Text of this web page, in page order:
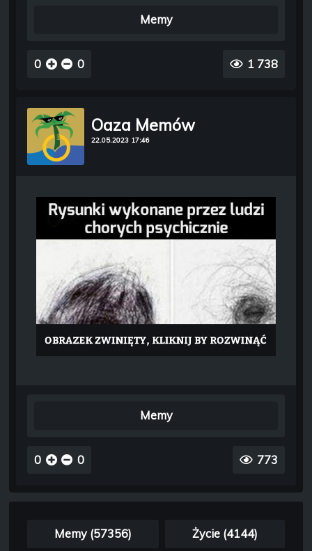
Memy
0 0 1 738
Oaza Memów
22.05.2023 17:46
Memy
0 0 773
Memy (57356) Życie (4144)